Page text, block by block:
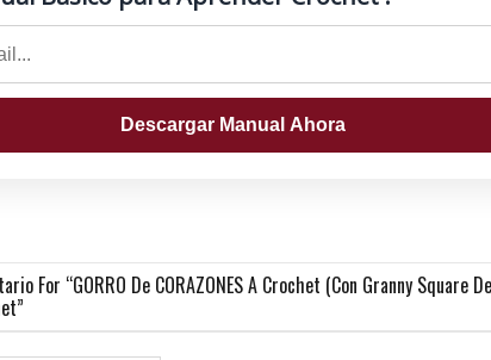
For “GORRO De CORAZONES A Crochet (con Granny Square